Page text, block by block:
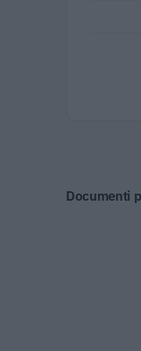
Documenti